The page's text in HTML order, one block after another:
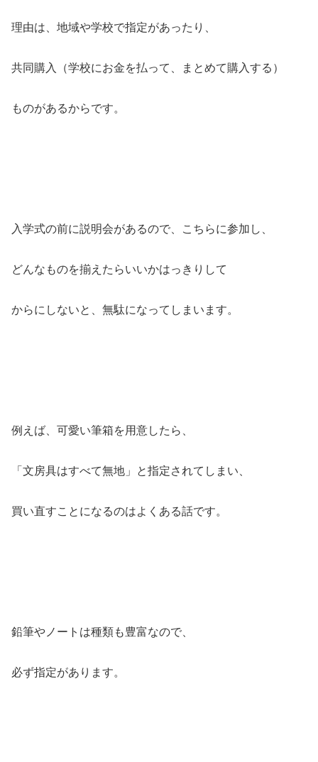
理由は、地域や学校で指定があったり、
共同購入（学校にお金を払って、まとめて購入する）
ものがあるからです。
入学式の前に説明会があるので、こちらに参加し、
どんなものを揃えたらいいかはっきりして
からにしないと、無駄になってしまいます。
例えば、可愛い筆箱を用意したら、
「文房具はすべて無地」と指定されてしまい、
買い直すことになるのはよくある話です。
鉛筆やノートは種類も豊富なので、
必ず指定があります。